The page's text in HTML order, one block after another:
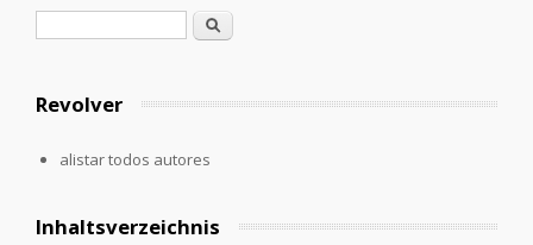
Formulario de búsqueda
Buscar
Revolver
alistar todos autores
Inhaltsverzeichnis